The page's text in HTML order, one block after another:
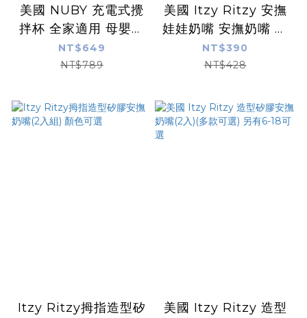
美國 NUBY 充電式攪
拌杯 全家適用 母嬰級
Tritan瓶身 把手 奶粉
蛋白粉
NT$649
NT$789
美國 Itzy Ritzy 安撫
娃娃奶嘴 安撫奶嘴 娃
娃 隨身（多款可選）
NT$390
NT$428
Itzy Ritzy拇指造型矽
美國 Itzy Ritzy 造型